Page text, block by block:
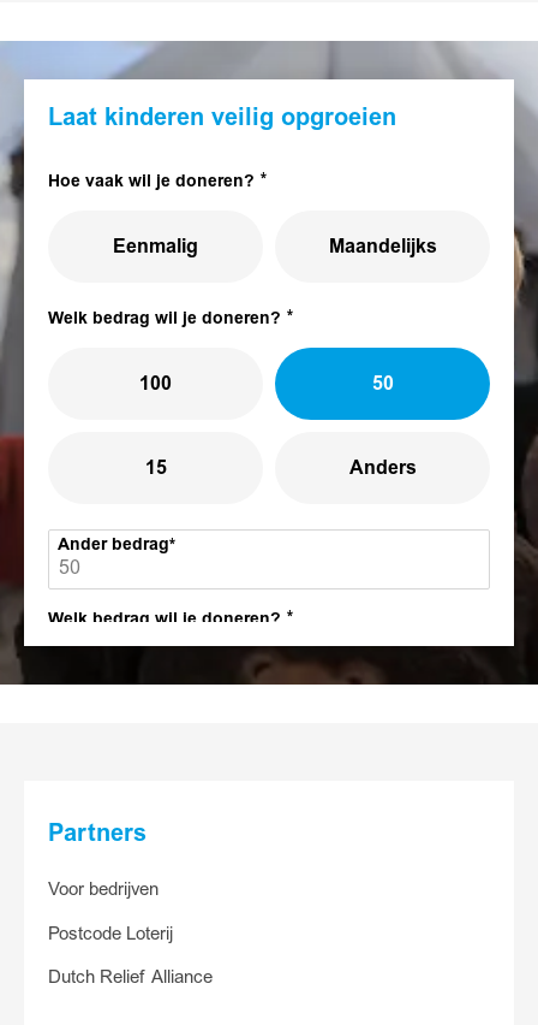
Laat kinderen veilig opgroeien
Hoe vaak wil je doneren?
Eenmalig Maandelijks
Welk bedrag wil je doneren?
100 50
15 Anders
Ander bedrag
Welk bedrag wil je doneren?
30 15
Ander bedrag
Partners
Voor bedrijven
Postcode Loterij
Dutch Relief Alliance